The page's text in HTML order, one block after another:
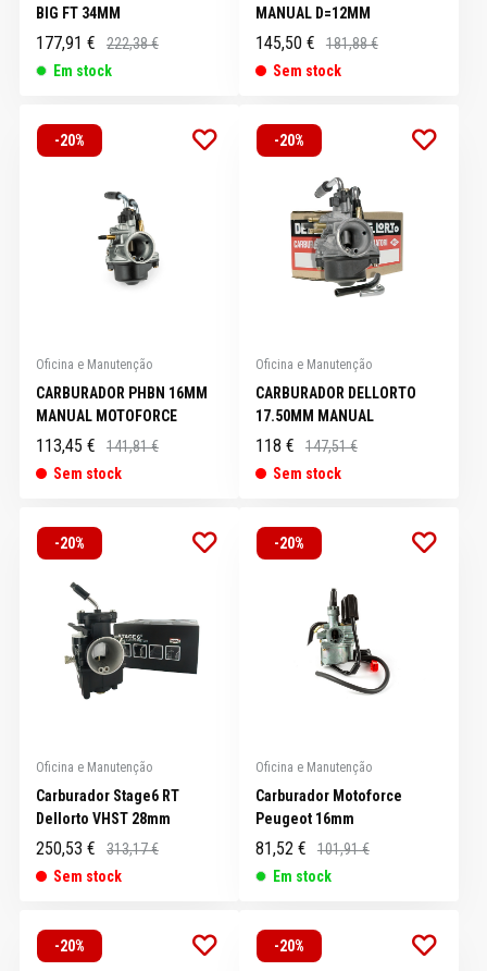
BIG FT 34MM
177,91 €
222,38 €
Em stock
MANUAL D=12MM
145,50 €
181,88 €
Sem stock
-20%
Oficina e Manutenção
CARBURADOR PHBN 16MM
MANUAL MOTOFORCE
113,45 €
141,81 €
Sem stock
-20%
Oficina e Manutenção
CARBURADOR DELLORTO
17.50MM MANUAL
118 €
147,51 €
Sem stock
-20%
Oficina e Manutenção
Carburador Stage6 RT
Dellorto VHST 28mm
250,53 €
313,17 €
Sem stock
-20%
Oficina e Manutenção
Carburador Motoforce
Peugeot 16mm
81,52 €
101,91 €
Em stock
-20% -20%